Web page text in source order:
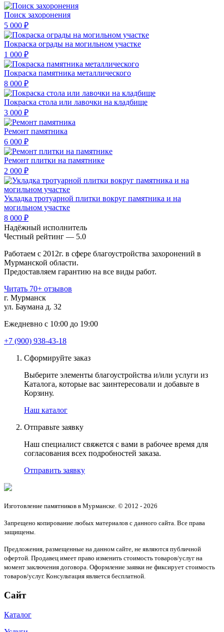
Поиск захоронения
5 000 ₽
Покраска ограды на могильном участке
1 000 ₽
Покраска памятника металлического
8 000 ₽
Покраска стола или лавочки на кладбище
3 000 ₽
Ремонт памятника
6 000 ₽
Ремонт плитки на памятнике
2 000 ₽
Укладка тротуарной плитки вокруг памятника и на
могильном участке
8 000 ₽
Надёжный исполнитель
Чеcтный рейтинг — 5.0
Работаем с 2012г. в сфере благоустройства захоронений в
Мурманской области.
Предоставляем гарантию на все виды работ.
Читать 70+ отзывов
г. Мурманск
ул. Баумана д. 32
Ежедневно с 10:00 до 19:00
+7 (900) 938-43-18
Сформируйте заказ
Выберите элементы благоустройства и/или услуги из
Каталога, которые вас заинтересовали и добавьте в
Корзину.
Наш каталог
Отправьте заявку
Наш специалист свяжется с вами в рабочее время для
согласования всех подробностей заказа.
Отправить заявку
Изготовление памятников в Мурманске. © 2012 - 2026
Запрещено копирование любых материалов с данного сайта. Все права
защищены.
Предложения, размещенные на данном сайте, не являются публичной
офертой. Продавец имеет право изменить стоимость товаров/услуг на
момент заключения договора. Оформление заявки не фиксирует стоимость
товаров/услуг. Консультация является бесплатной.
Сайт
Каталог